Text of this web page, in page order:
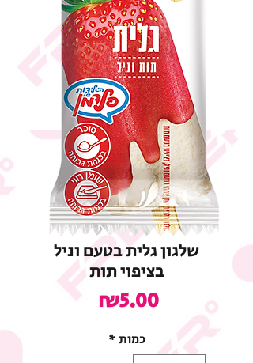
שלגון גלית בטעם וניל
בציפוי תות
₪5.00 מחיר
כמות *